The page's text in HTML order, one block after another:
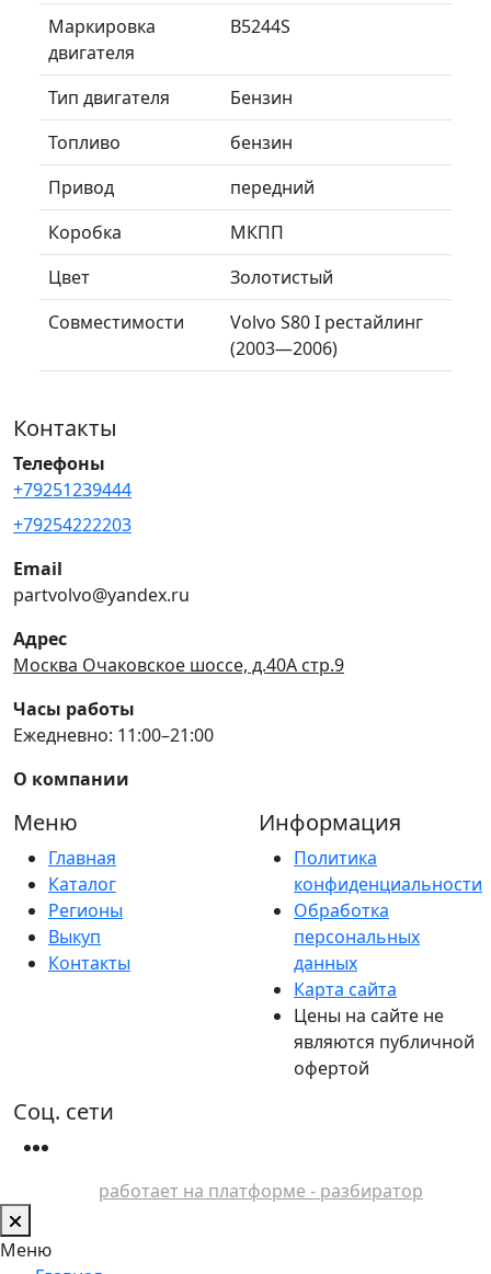
Маркировка
двигателя
B5244S
Тип двигателя
Бензин
Топливо
бензин
Привод
передний
Коробка
МКПП
Цвет
Золотистый
Совместимости
Volvo S80 I рестайлинг
(2003—2006)
Контакты
Телефоны
+79251239444
+79254222203
Email
partvolvo@yandex.ru
Адрес
Москва Очаковское шоссе, д.40А стр.9
Часы работы
Ежедневно: 11:00–21:00
О компании
Меню
Главная
Каталог
Регионы
Выкуп
Контакты
Информация
Политика
конфиденциальности
Обработка
персональных
данных
Карта сайта
Цены на сайте не
являются публичной
офертой
Соц. сети
работает на платформе - разбиратор
Меню